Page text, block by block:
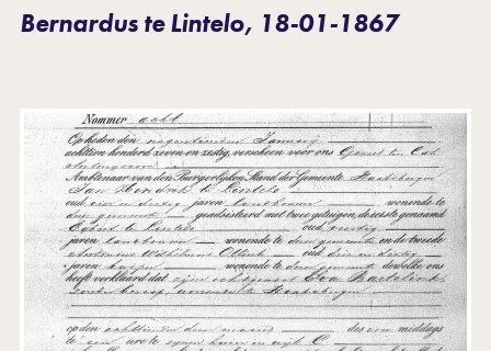
Bernardus te Lintelo, 18-01-1867